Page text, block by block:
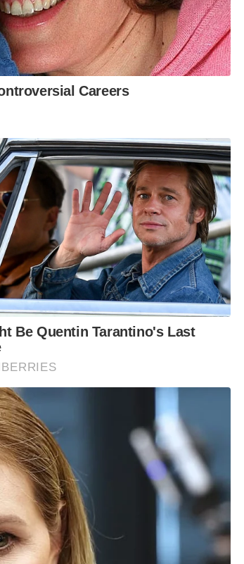
ใกล้กันมีคุณภาพมากขึ้นได้ ตนมั่นใจว่าเด็กก็
เรียนในเมืองแออัด เพราะหากเกิดความ
าดลดลง
สายอาชีพ หรือสายอาชีวศึกษา ซึ่งแนวทาง
โรงเรียนที่มีนักเรียนอยู่ 3,000-4,000 คน
ถ้าในโรงเรียนมีจำนวนนักเรียนประมาณ
ในการบริหารจัดการ
คุณภาพจริงๆ เด็กก็จะไม่ต้องไปเรียนกันใน
ลงไปได้ปริยาย” นายณัฏฐพล กล่าว
ถแสดงตัวตนได้ในทุกๆ จังหวัด และมี
โดยจะเป็นจุดวงกลมรอบโรงเรียนระดับ
โดยรอบ
ะดับประถม ได้เริ่มเห็นการพัฒนาของ
นเกิดได้ง่ายขึ้น ซึ่งพื้นที่ที่ได้รับการควบรวม
ให้มีคอมมูนิตี้ (community) หรือมีชุมชน
อถึงการยกระดับรายได้ของแต่ละจังหวัด
ฐพล กล่าว
ยนขนาดใหญ่ไม่ได้มีการกำหนดแน่นอน
ช่อง
หลัก
ล ชี้
ไร้
นักวิชาการชี้ “ส้มเปิดดีลคุยแดง-
เขียว” กระทบความชอบธรรมพรรค
ประชาชน หากร่วมรัฐบาลสวนทาง
คำขวัญ “มีเรา ไม่มีเทา”